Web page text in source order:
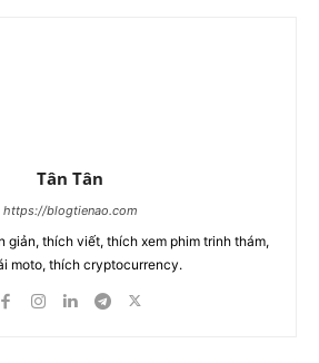
Tân Tân
https://blogtienao.com
giản, thích viết, thích xem phim trinh thám,
moto, thích cryptocurrency.